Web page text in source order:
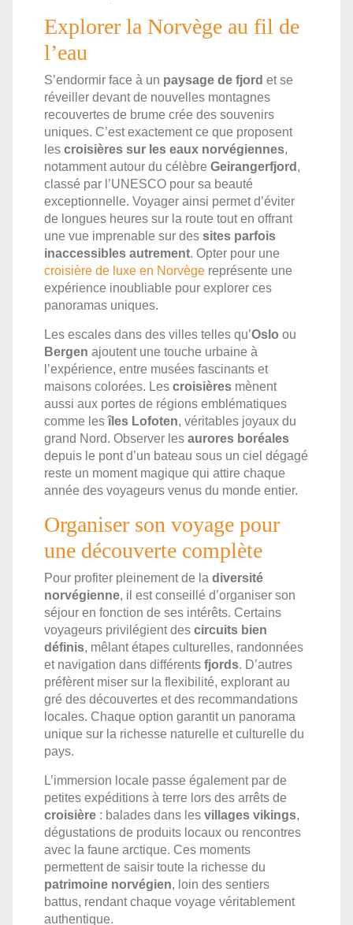
Explorer la Norvège au fil de
l’eau
S’endormir face à un paysage de fjord et se
réveiller devant de nouvelles montagnes
recouvertes de brume crée des souvenirs
uniques. C’est exactement ce que proposent
les croisières sur les eaux norvégiennes,
notamment autour du célèbre Geirangerfjord ,
classé par l’UNESCO pour sa beauté
exceptionnelle. Voyager ainsi permet d’éviter
de longues heures sur la route tout en offrant
une vue imprenable sur des sites parfois
inaccessibles autrement. Opter pour une
croisière de luxe en Norvège représente une
expérience inoubliable pour explorer ces
panoramas uniques.
Les escales dans des villes telles qu’Oslo ou
Bergen ajoutent une touche urbaine à
l’expérience, entre musées fascinants et
maisons colorées. Les croisières mènent
aussi aux portes de régions emblématiques
comme lesîles Lofoten, véritables joyaux du
grand Nord. Observer les aurores boréales
depuis le pont d’un bateau sous un ciel dégagé
reste un moment magique qui attire chaque
année des voyageurs venus du monde entier.
Organiser son voyage pour
une découverte complète
Pour profiter pleinement de la diversité
norvégienne, il est conseillé d’organiser son
séjour en fonction de ses intérêts. Certains
voyageurs privilégient des circuits bien
définis, mêlant étapes culturelles, randonnées
et navigation dans différents fjords. D’autres
préfèrent miser sur la flexibilité, explorant au
gré des découvertes et des recommandations
locales. Chaque option garantit un panorama
unique sur la richesse naturelle et culturelle du
pays.
L’immersion locale passe également par de
petites expéditions à terre lors des arrêts de
croisière : balades dans les villages vikings,
dégustations de produits locaux ou rencontres
avec la faune arctique. Ces moments
permettent de saisir toute la richesse du
patrimoine norvégien, loin des sentiers
battus, rendant chaque voyage véritablement
authentique.